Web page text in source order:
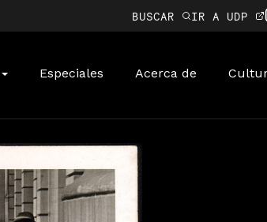
BUSCAR IR A UDP
Especiales Acerca de